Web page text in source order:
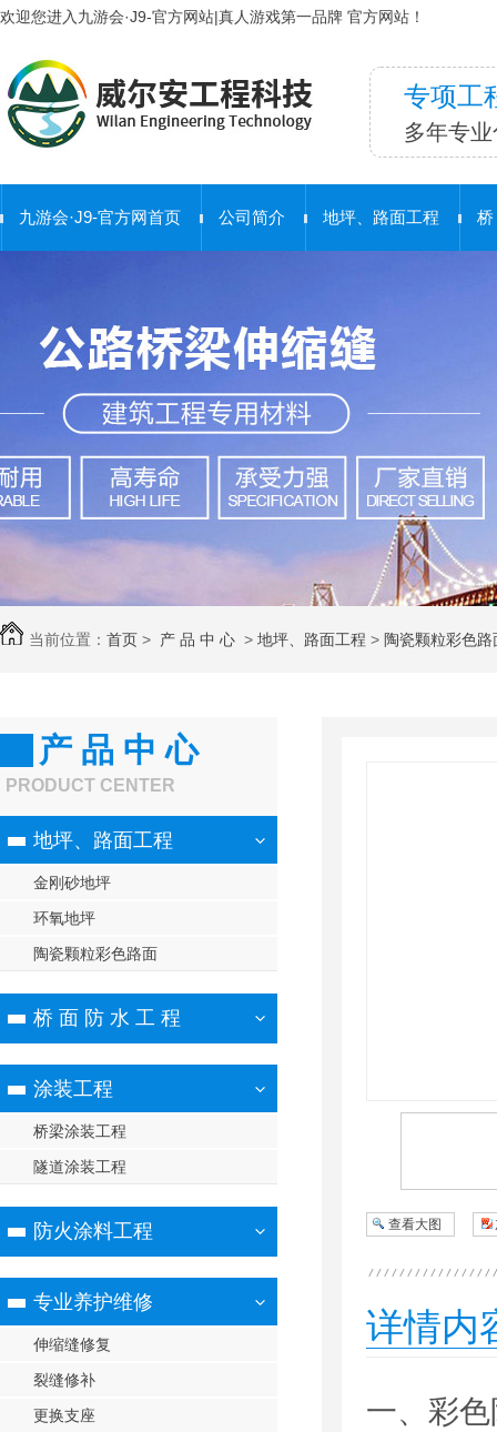
欢迎您进入九游会·J9-官方网站|真人游戏第一品牌 官方网站！
专项工
多年专
九游会·J9-官方网首页 公司简介 地坪、路面工程 桥
当前位置： 首页 > 产 品 中 心 > 地坪、路面工程 > 陶瓷颗粒彩色路
产 品 中 心
PRODUCT CENTER
地坪、路面工程
金刚砂地坪
环氧地坪
陶瓷颗粒彩色路面
桥 面 防 水 工 程
涂装工程
桥梁涂装工程
隧道涂装工程
防火涂料工程
专业养护维修
伸缩缝修复
裂缝修补
更换支座
查看大图
详情内
一、彩